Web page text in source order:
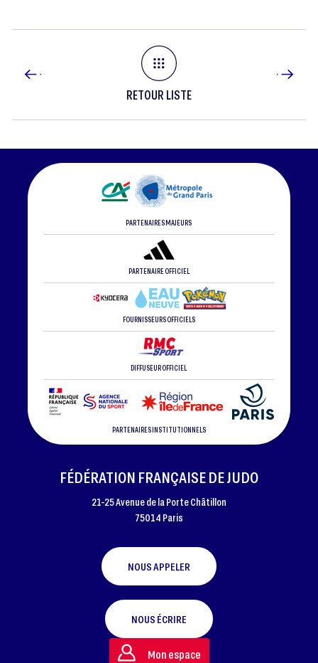
RETOUR LISTE
PARTENAIRES MAJEURS
PARTENAIRE OFFICIEL
FOURNISSEURS OFFICIELS
DIFFUSEUR OFFICIEL
PARTENAIRES INSTITUTIONNELS
FÉDÉRATION FRANÇAISE DE JUDO
21-25 Avenue de la Porte Châtillon
75014 Paris
NOUS APPELER
NOUS ÉCRIRE
Mon espace